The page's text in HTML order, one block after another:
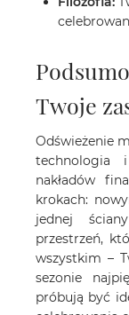
Twoje
Odświeżenie
technologia
nakładów
krokach:
jednej
przestrzeń,
wszystkim –
sezonie
próbują być